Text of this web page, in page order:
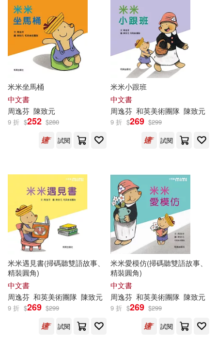
米米坐馬桶
中文書
周逸芬 陳致元
9 折 $252 $280
試閱
米米小跟班
中文書
周逸芬 和英美術團隊 陳致元
9 折 $269 $299
試閱
米米遇見書(掃碼聽雙語故事、
精裝圓角)
中文書
周逸芬 和英美術團隊 陳致元
9 折 $269 $299
試閱
米米愛模仿(掃碼聽雙語故事、
精裝圓角)
中文書
周逸芬 和英美術團隊 陳致元
9 折 $269 $299
試閱